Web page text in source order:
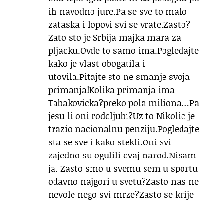
ih navodno jure.Pa se sve to malo
zataska i lopovi svi se vrate.Zasto?
Zato sto je Srbija majka mara za
pljacku.Ovde to samo ima.Pogledajte
kako je vlast obogatila i
utovila.Pitajte sto ne smanje svoja
primanja!Kolika primanja ima
Tabakovicka?preko pola miliona…Pa
jesu li oni rodoljubi?Uz to Nikolic je
trazio nacionalnu penziju.Pogledajte
sta se sve i kako stekli.Oni svi
zajedno su ogulili ovaj narod.Nisam
ja. Zasto smo u svemu sem u sportu
odavno najgori u svetu?Zasto nas ne
nevole nego svi mrze?Zasto se krije